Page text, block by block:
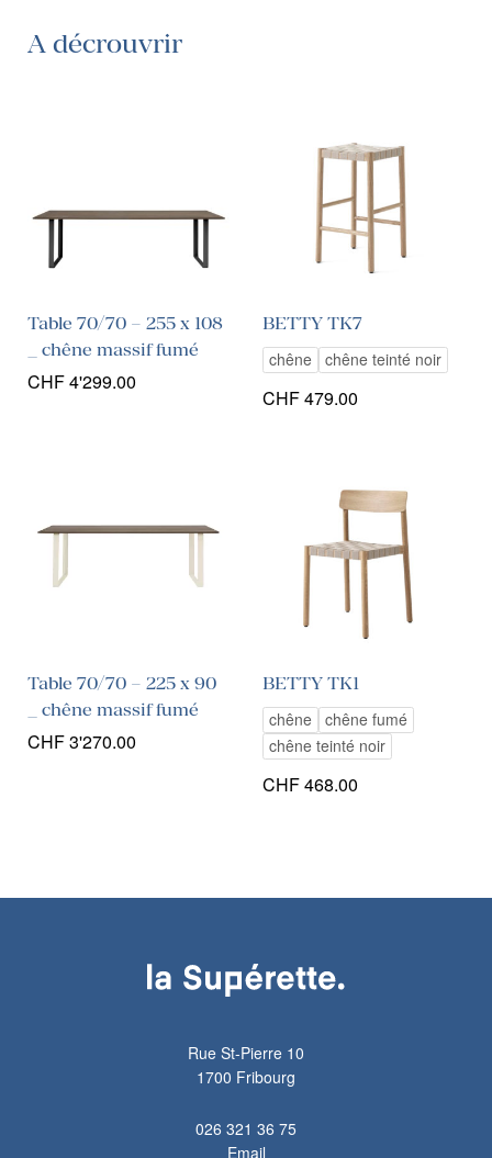
A décrouvrir
Table 70/70 – 255 x 108
_ chêne massif fumé
CHF4'299.00
BETTY TK7
chêne
chêne teinté noir
CHF479.00
Table 70/70 – 225 x 90
_ chêne massif fumé
CHF3'270.00
BETTY TK1
chêne
chêne fumé
chêne teinté noir
CHF468.00
Rue St-Pierre 10
1700 Fribourg
026 321 36 75
Email